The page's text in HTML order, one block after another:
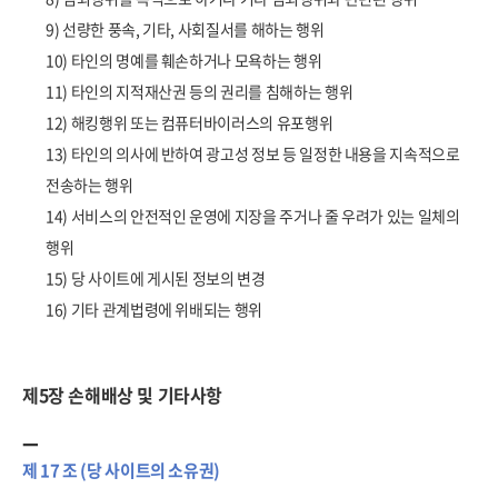
9) 선량한 풍속, 기타, 사회질서를 해하는 행위
10) 타인의 명예를 훼손하거나 모욕하는 행위
11) 타인의 지적재산권 등의 권리를 침해하는 행위
12) 해킹행위 또는 컴퓨터바이러스의 유포행위
13) 타인의 의사에 반하여 광고성 정보 등 일정한 내용을 지속적으로
전송하는 행위
14) 서비스의 안전적인 운영에 지장을 주거나 줄 우려가 있는 일체의
행위
15) 당 사이트에 게시된 정보의 변경
16) 기타 관계법령에 위배되는 행위
제5장 손해배상 및 기타사항
제 17 조 (당 사이트의 소유권)